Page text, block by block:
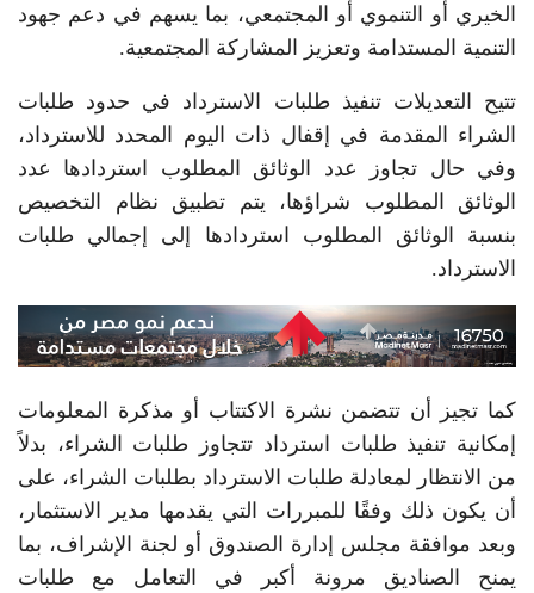
الخيري أو التنموي أو المجتمعي، بما يسهم في دعم جهود
التنمية المستدامة وتعزيز المشاركة المجتمعية.
تتيح التعديلات تنفيذ طلبات الاسترداد في حدود طلبات
الشراء المقدمة في إقفال ذات اليوم المحدد للاسترداد،
وفي حال تجاوز عدد الوثائق المطلوب استردادها عدد
الوثائق المطلوب شراؤها، يتم تطبيق نظام التخصيص
بنسبة الوثائق المطلوب استردادها إلى إجمالي طلبات
الاسترداد.
كما تجيز أن تتضمن نشرة الاكتتاب أو مذكرة المعلومات
إمكانية تنفيذ طلبات استرداد تتجاوز طلبات الشراء، بدلاً
من الانتظار لمعادلة طلبات الاسترداد بطلبات الشراء، على
أن يكون ذلك وفقًا للمبررات التي يقدمها مدير الاستثمار،
وبعد موافقة مجلس إدارة الصندوق أو لجنة الإشراف، بما
يمنح الصناديق مرونة أكبر في التعامل مع طلبات